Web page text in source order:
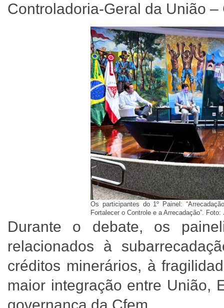
Controladoria-Geral da União –
Os participantes do 1º Painel:
Fortalecer o Controle e a Arrecadação”.
Durante o debate, os
relacionados à
créditos minerários, à
maior integração entre União,